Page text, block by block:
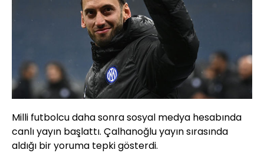
Milli futbolcu daha sonra sosyal medya hesabında
canlı yayın başlattı. Çalhanoğlu yayın sırasında
aldığı bir yoruma tepki gösterdi.